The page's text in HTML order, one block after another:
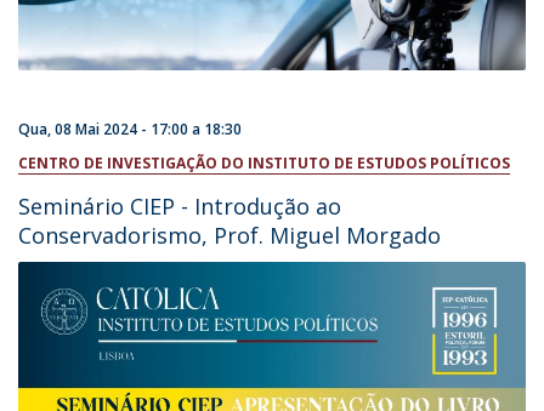
Qua, 08 Mai 2024 - 17:00 a 18:30
CENTRO DE INVESTIGAÇÃO DO INSTITUTO DE ESTUDOS POLÍTICOS
Seminário CIEP - Introdução ao
Conservadorismo, Prof. Miguel Morgado